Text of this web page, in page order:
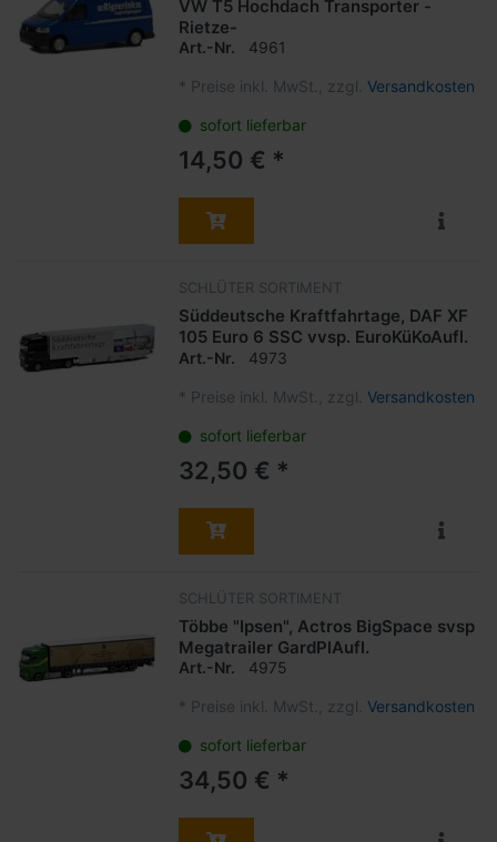
VW T5 Hochdach Transporter -
Rietze-
Art.-Nr. 4961
* Preise inkl. MwSt., zzgl. Versandkosten
sofort lieferbar
14,50 € *
SCHLÜTER SORTIMENT
Süddeutsche Kraftfahrtage, DAF XF
105 Euro 6 SSC vvsp. EuroKüKoAufl.
Art.-Nr. 4973
* Preise inkl. MwSt., zzgl. Versandkosten
sofort lieferbar
32,50 € *
SCHLÜTER SORTIMENT
Többe "Ipsen", Actros BigSpace svsp
Megatrailer GardPlAufl.
Art.-Nr. 4975
* Preise inkl. MwSt., zzgl. Versandkosten
sofort lieferbar
34,50 € *